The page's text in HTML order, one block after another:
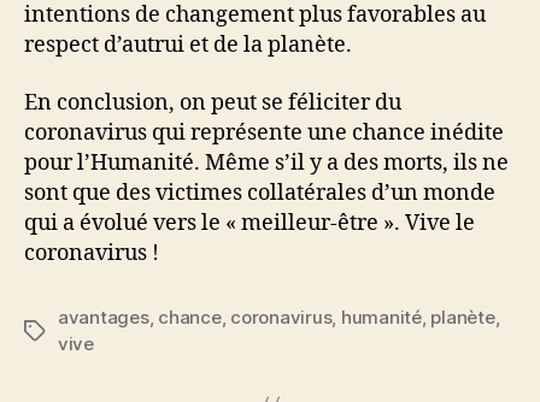
intentions de changement plus favorables au
respect d’autrui et de la planète.
En conclusion, on peut se féliciter du
coronavirus qui représente une chance inédite
pour l’Humanité. Même s’il y a des morts, ils ne
sont que des victimes collatérales d’un monde
qui a évolué vers le « meilleur-être ». Vive le
coronavirus !
Étiquettes
avantages, chance, coronavirus, humanité, planète,
vive